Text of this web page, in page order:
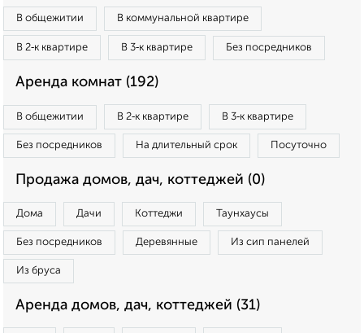
В общежитии В коммунальной квартире
В 2‑к квартире В 3‑к квартире Без посредников
Аренда комнат (192)
В общежитии В 2‑к квартире В 3‑к квартире
Без посредников На длительный срок Посуточно
Продажа домов, дач, коттеджей (0)
Дома Дачи Коттеджи Таунхаусы
Без посредников Деревянные Из сип панелей
Из бруса
Аренда домов, дач, коттеджей (31)